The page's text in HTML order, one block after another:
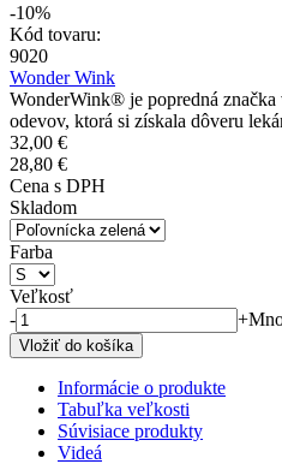
-10%
Kód tovaru:
9020
Wonder Wink
WonderWink® je popredná
odevov, ktorá si získala dôveru
32,00 €
28,80 €
Cena s DPH
Skladom
Farba
Veľkosť
-
+
Informácie o produkte
Tabuľka veľkosti
Súvisiace produkty
Videá